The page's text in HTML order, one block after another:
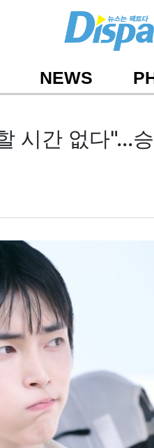
NEWS
시간 없다"…